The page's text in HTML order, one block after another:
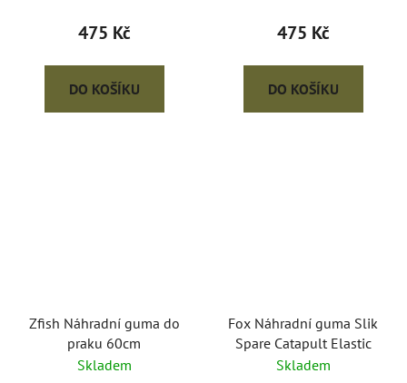
475 Kč
DO KOŠÍKU
475 Kč
DO KOŠÍKU
Zfish Náhradní guma do
praku 60cm
Skladem
Fox Náhradní guma Slik
Spare Catapult Elastic
Skladem